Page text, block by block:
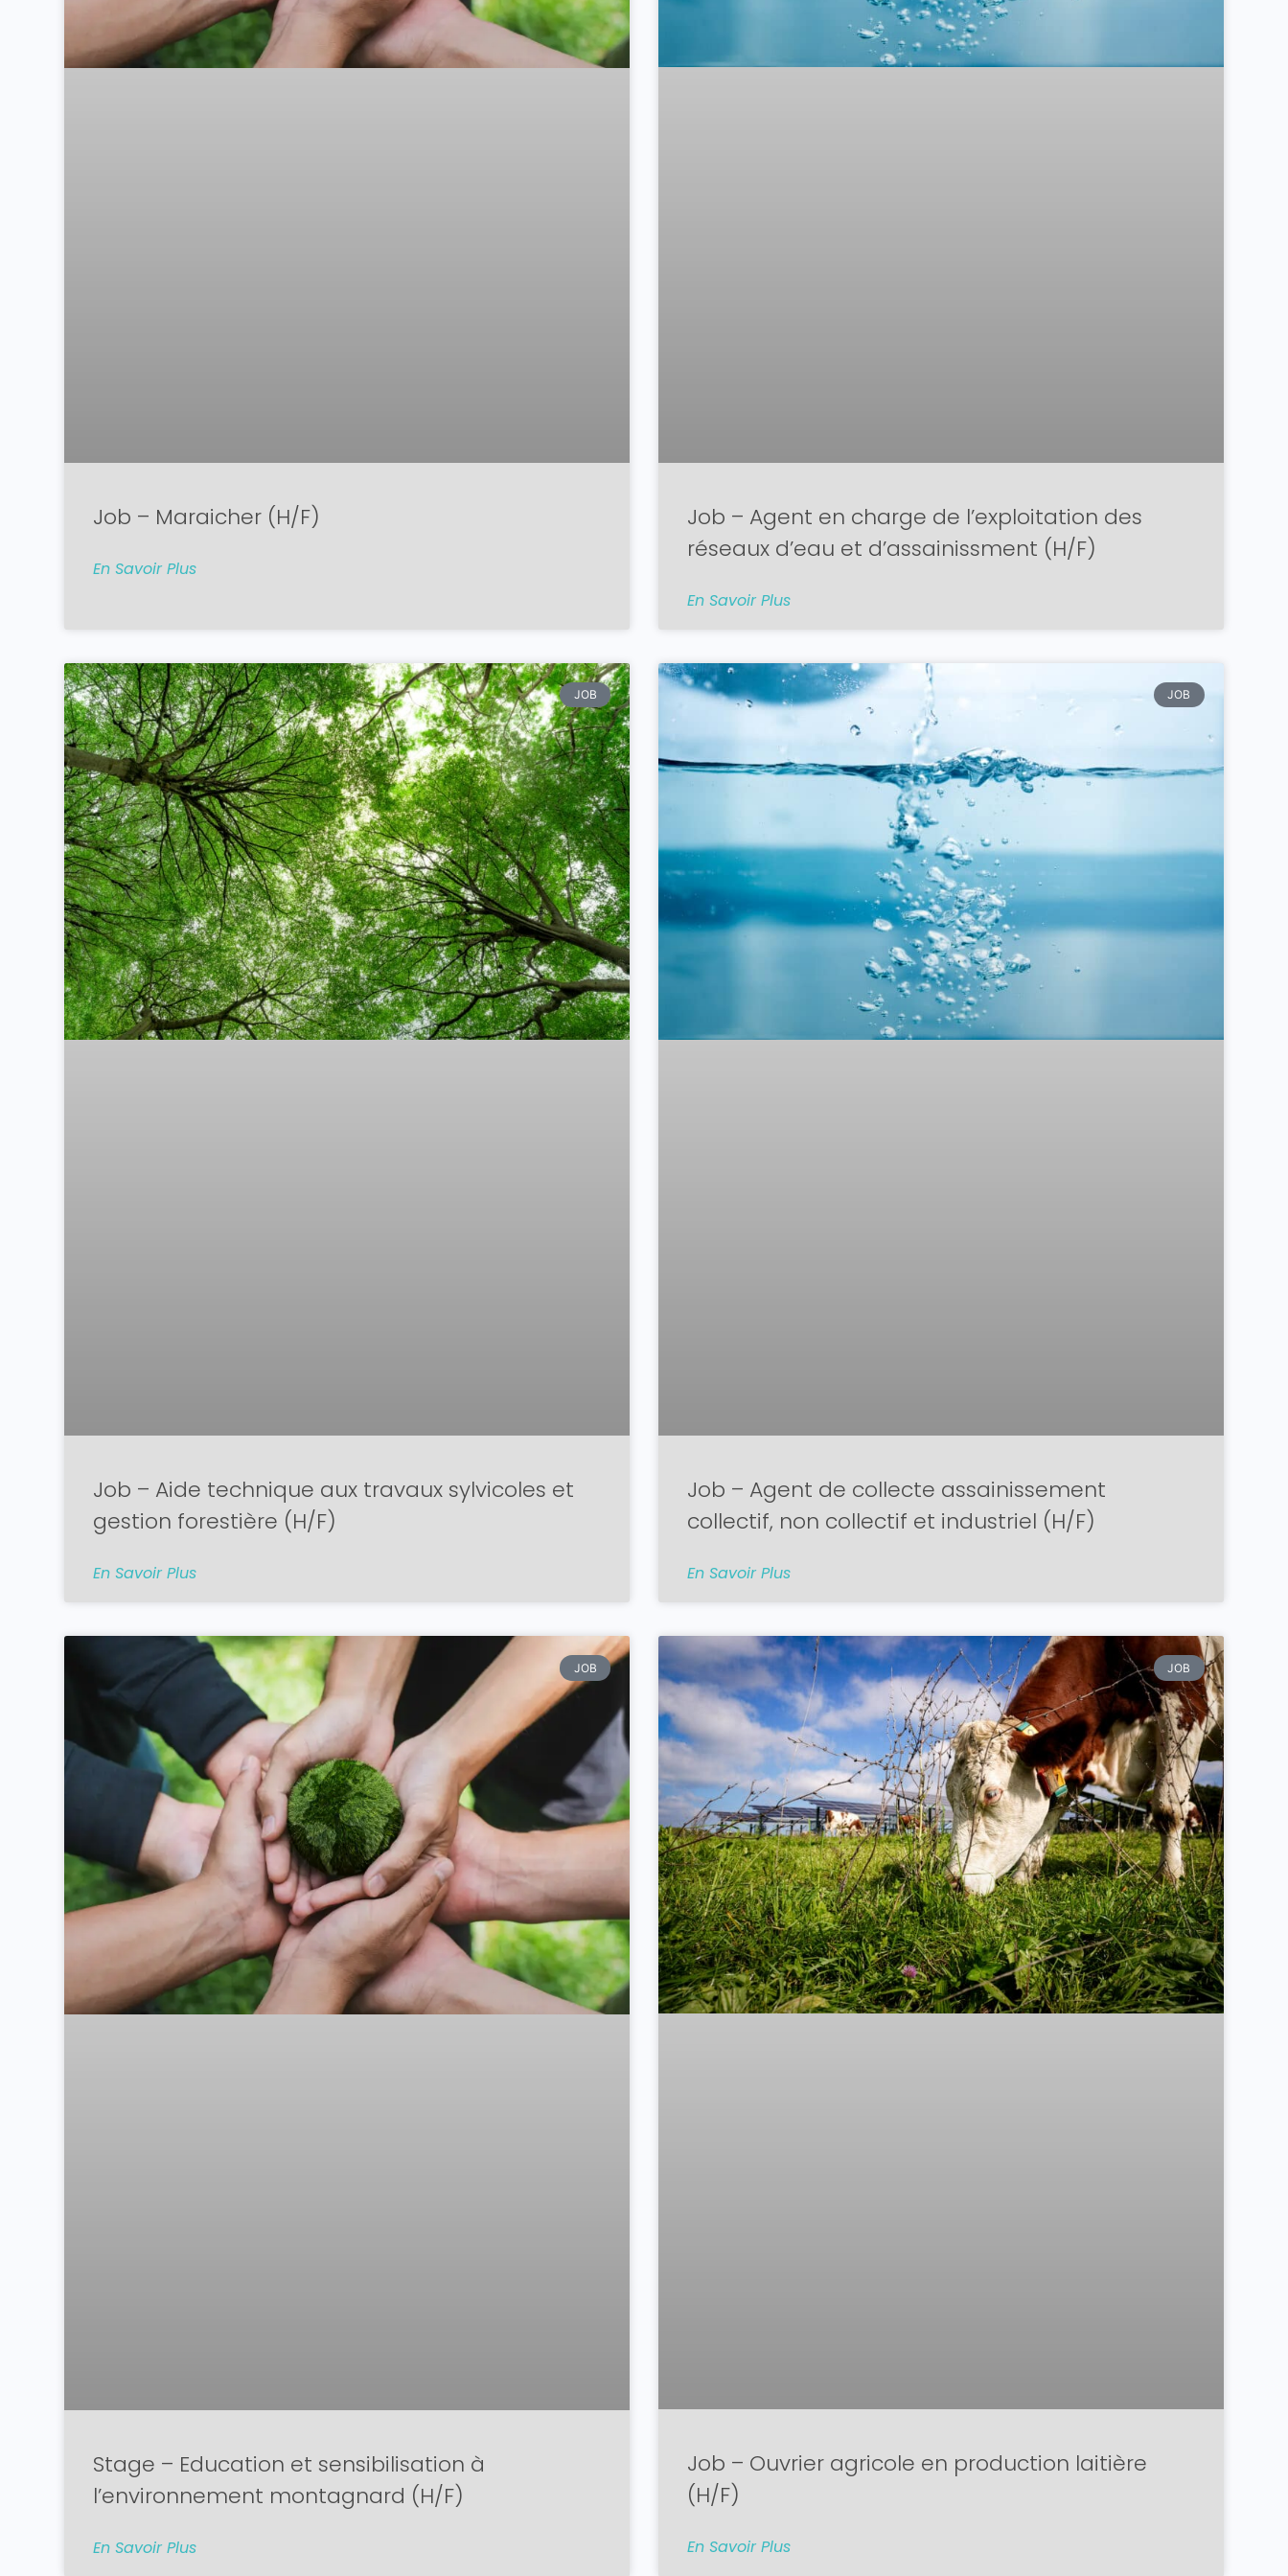
Job – Maraicher (H/F)
En Savoir Plus
Job – Agent en charge de l’exploitation des
réseaux d’eau et d’assainissment (H/F)
En Savoir Plus
JOB
Job – Aide technique aux travaux sylvicoles et
gestion forestière (H/F)
En Savoir Plus
JOB
Job – Agent de collecte assainissement
collectif, non collectif et industriel (H/F)
En Savoir Plus
JOB
Stage – Education et sensibilisation à
l’environnement montagnard (H/F)
En Savoir Plus
JOB
Job – Ouvrier agricole en production laitière
(H/F)
En Savoir Plus